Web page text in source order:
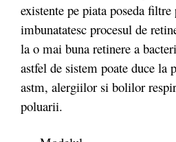
existente pe piata poseda filtre
imbunatatesc procesul de
la o mai buna retinere a
astfel de sistem poate duce la
astm, alergiilor si bolilor
poluarii.